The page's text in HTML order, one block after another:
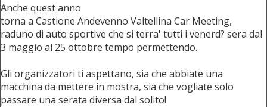
Anche quest anno
torna a Castione Andevenno Valtellina Car Meeting,
raduno di auto sportive che si terra' tutti i venerd? sera dal
3 maggio al 25 ottobre tempo permettendo.
Gli organizzatori ti aspettano, sia che abbiate una
macchina da mettere in mostra, sia che vogliate solo
passare una serata diversa dal solito!